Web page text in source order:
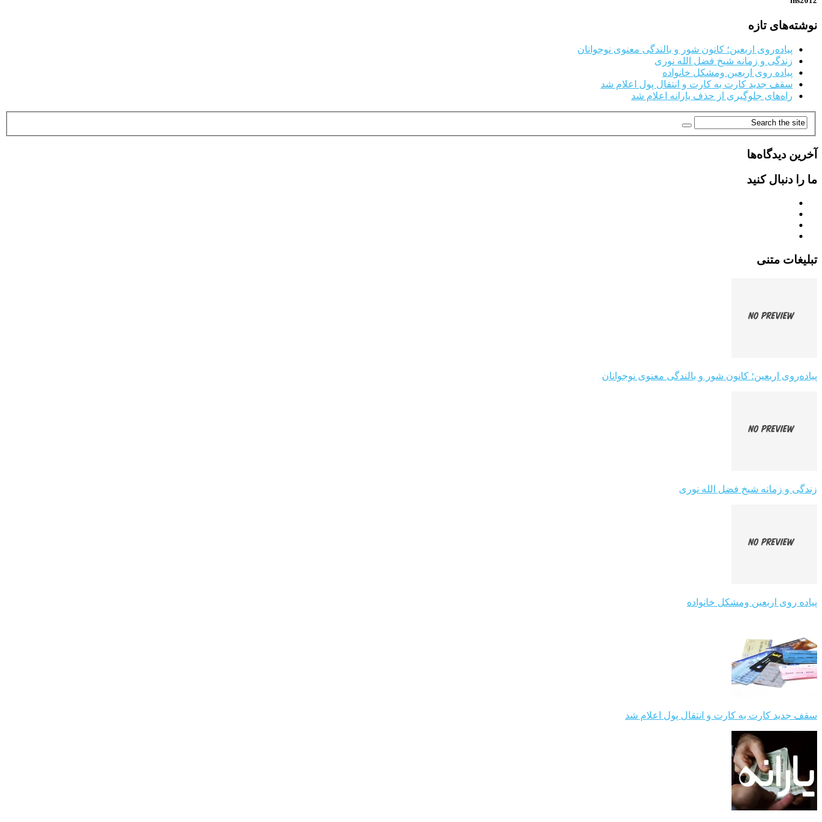
نوشته‌های تازه
پیاده‌روی اربعین؛ کانون شور و بالندگی معنوی نوجوانان
زندگی و زمانه شیخ فضل الله نوری
پیاده روی اربعین ومشکل خانواده
سقف جدید کارت به کارت و انتقال پول اعلام شد
راه‌های جلوگیری از حذف یارانه اعلام شد
آخرین دیدگاه‌ها
ما را دنبال کنید
تبلیغات متنی
پیاده‌روی اربعین؛ کانون شور و بالندگی معنوی نوجوانان
زندگی و زمانه شیخ فضل الله نوری
پیاده روی اربعین ومشکل خانواده
سقف جدید کارت به کارت و انتقال پول اعلام شد